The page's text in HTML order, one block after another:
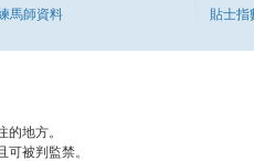
馬師資料
貼士指
地方。
被判監禁。